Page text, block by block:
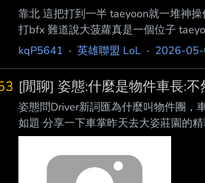
靠北 這把打到一半 taeyoon就一堆神
打bfx 難道說大菠蘿真是一個位子
Samsung SM-A5460 --
kqP5641 · 英雄聯盟 LoL · 2026-
[閒聊] 姿態:什麼是物件車長:
姿態問Driver新詞匯為什麼叫物件團，
如題 分享一下車掌昨天去大姿莊園的
車掌也有講這個詞 姿態直接問物件是
台服叫什麼，沒想到車長還知道LPL
有一段是聊到了振奮跟無盡絕望 姿態